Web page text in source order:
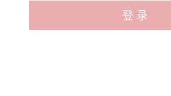
登 录